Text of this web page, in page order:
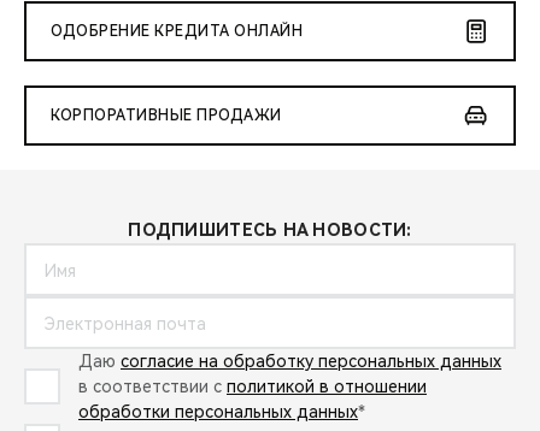
ОДОБРЕНИЕ КРЕДИТА ОНЛАЙН
КОРПОРАТИВНЫЕ ПРОДАЖИ
ПОДПИШИТЕСЬ НА НОВОСТИ:
Даю согласие на обработку персональных данных
в соответствии с политикой в отношении
обработки персональных данных*